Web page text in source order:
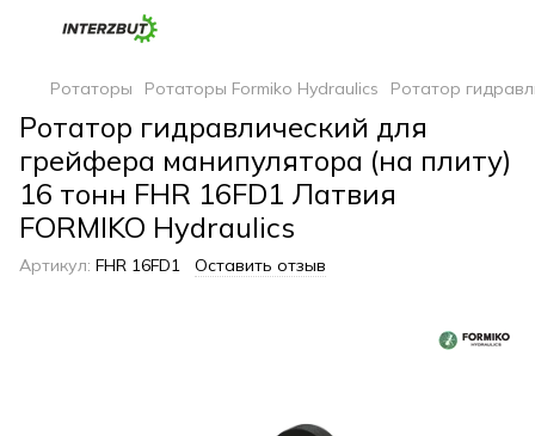
Ротаторы Ротаторы Formiko Hydraulics Ротатор
Ротатор гидравлический для
грейфера манипулятора (на плиту)
16 тонн FHR 16FD1 Латвия
FORMIKO Hydraulics
Артикул: FHR 16FD1 Оставить отзыв